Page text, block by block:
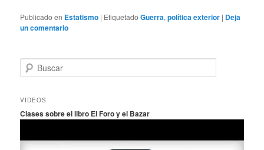
Publicado en Estatismo | Etiquetado Guerra,política exterior | Deja
un comentario
u
c
r
VIDEOS
Clases sobre el libro El Foro y el Bazar